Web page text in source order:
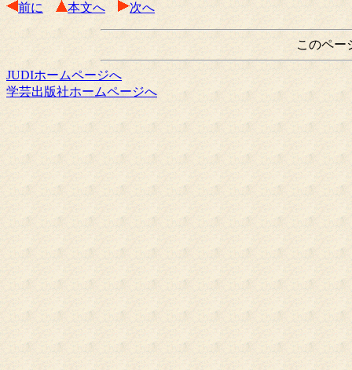
前に 本文へ 次へ
このペー
JUDIホームページへ
学芸出版社ホームページへ